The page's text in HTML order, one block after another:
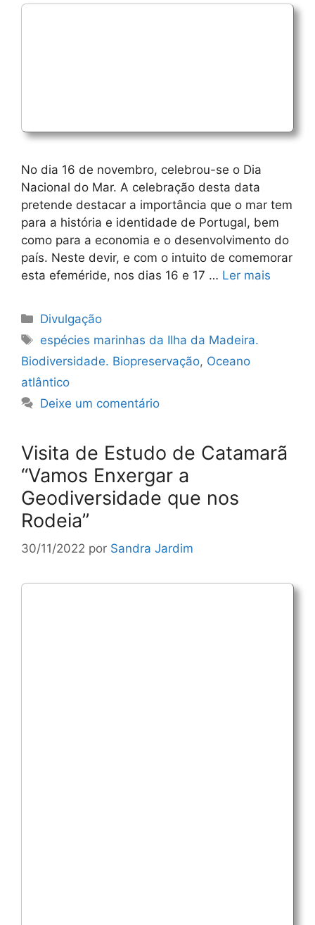
No dia 16 de novembro, celebrou-se o Dia
Nacional do Mar. A celebração desta data
pretende destacar a importância que o mar tem
para a história e identidade de Portugal, bem
como para a economia e o desenvolvimento do
país. Neste devir, e com o intuito de comemorar
esta efeméride, nos dias 16 e 17 … Ler mais
Categorias
Divulgação
Etiquetas
espécies marinhas da Ilha da Madeira.
Biodiversidade. Biopreservação, Oceano
atlântico
Deixe um comentário
Visita de Estudo de Catamarã
“Vamos Enxergar a
Geodiversidade que nos
Rodeia”
30/11/2022 por Sandra Jardim